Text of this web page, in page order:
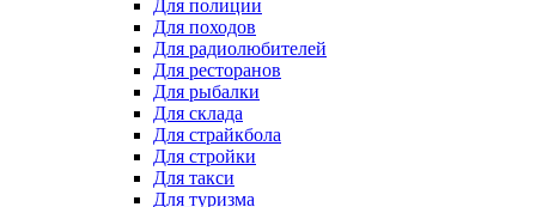
Для полиции
Для походов
Для радиолюбителей
Для ресторанов
Для рыбалки
Для склада
Для страйкбола
Для стройки
Для такси
Для туризма